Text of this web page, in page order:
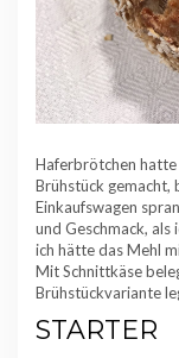
Haferbrötchen hatte
Brühstück gemacht,
Einkaufswagen
und Geschmack, als
ich hätte das Mehl
Mit Schnittkäse
Brühstückvariante
STARTER